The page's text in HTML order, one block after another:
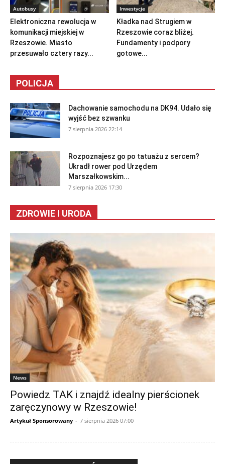
Autobusy
Elektroniczna rewolucja w
komunikacji miejskiej w
Rzeszowie. Miasto
przesuwało cztery razy...
Inwestycje
Kładka nad Strugiem w
Rzeszowie coraz bliżej.
Fundamenty i podpory
gotowe...
POLICJA
Dachowanie samochodu na DK94. Udało się
wyjść bez szwanku
7 sierpnia 2026 22:14
Rozpoznajesz go po tatuażu z sercem?
Ukradł rower pod Urzędem
Marszałkowskim...
7 sierpnia 2026 17:30
ZDROWIE I URODA
News
Powiedz TAK i znajdź idealny pierścionek
zaręczynowy w Rzeszowie!
Artykuł Sponsorowany - 7 sierpnia 2026 07:00